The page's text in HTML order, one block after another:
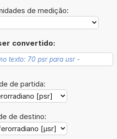
de medição:
convertido:
de partida:
de destino: